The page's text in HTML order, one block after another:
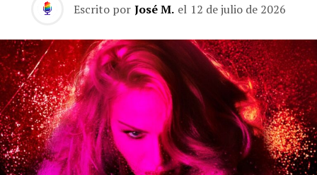
Escrito por José M. el 12 de julio de 2026